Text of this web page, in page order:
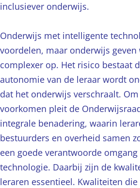
inclusiever onderwijs.
Onderwijs met intelligente
voordelen, maar onderwijs geven
complexer op. Het risico bestaat
autonomie van de leraar wordt
dat het onderwijs verschraalt.
voorkomen pleit de
integrale benadering, waarin
bestuurders en overheid samen
een goede verantwoorde
technologie. Daarbij zijn de
leraren essentieel. Kwaliteiten die